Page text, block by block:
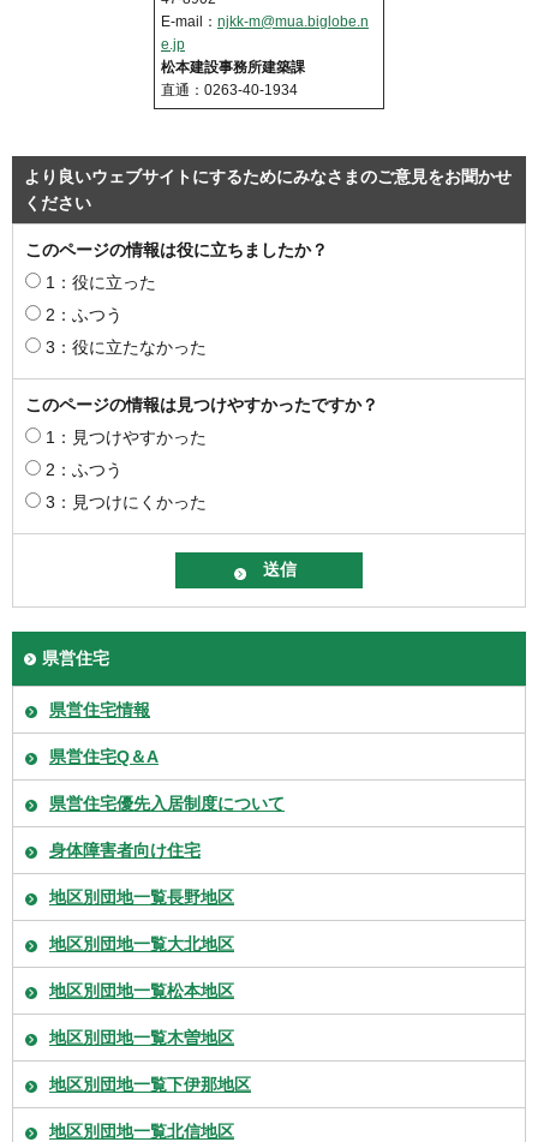
E-mail： njkk-m@mua.biglobe.n
e.jp
松本建設事務所建築課
直通：0263-40-1934
より良いウェブサイトにするためにみなさまのご意見をお聞かせ
ください
このページの情報は役に立ちましたか？
1：役に立った
2：ふつう
3：役に立たなかった
このページの情報は見つけやすかったですか？
1：見つけやすかった
2：ふつう
3：見つけにくかった
県営住宅
県営住宅情報
県営住宅Q＆A
県営住宅優先入居制度について
身体障害者向け住宅
地区別団地一覧長野地区
地区別団地一覧大北地区
地区別団地一覧松本地区
地区別団地一覧木曽地区
地区別団地一覧下伊那地区
地区別団地一覧北信地区